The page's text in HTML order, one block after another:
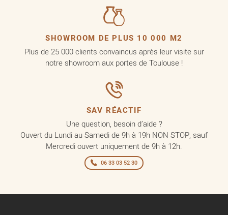
SHOWROOM DE PLUS 10 000 M2
Plus de 25 000 clients convaincus après leur visite sur
notre showroom aux portes de Toulouse !
SAV RÉACTIF
Une question, besoin d’aide ?
Ouvert du Lundi au Samedi de 9h à 19h NON STOP, sauf
Mercredi ouvert uniquement de 9h à 12h.
06 33 03 52 30